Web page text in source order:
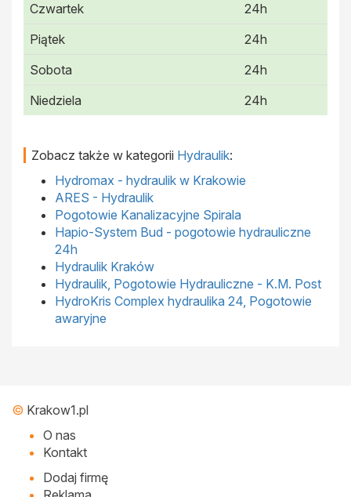
Czwartek
24h
Piątek
24h
Sobota
24h
Niedziela
24h
Zobacz także w kategorii Hydraulik:
Hydromax - hydraulik w Krakowie
ARES - Hydraulik
Pogotowie Kanalizacyjne Spirala
Hapio-System Bud - pogotowie hydrauliczne
24h
Hydraulik Kraków
Hydraulik, Pogotowie Hydrauliczne - K.M. Post
HydroKris Complex hydraulika 24, Pogotowie
awaryjne
© Krakow1.pl
O nas
Kontakt
Dodaj firmę